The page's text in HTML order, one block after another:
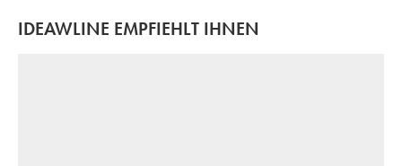
IDEAWLINE EMPFIEHLT IHNEN